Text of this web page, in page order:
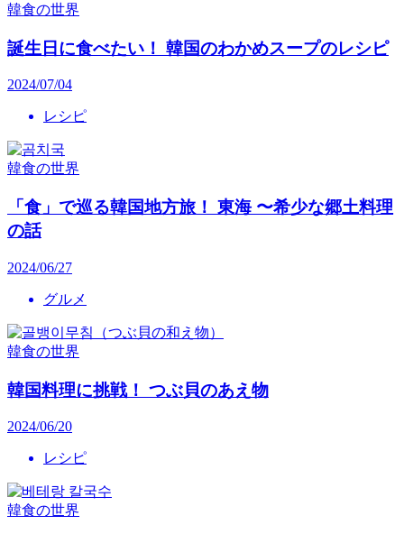
韓食の世界
誕生日に食べたい！ 韓国のわかめスープのレシピ
2024/07/04
レシピ
韓食の世界
「食」で巡る韓国地方旅！ 東海 〜希少な郷土料理
の話
2024/06/27
グルメ
韓食の世界
韓国料理に挑戦！ つぶ貝のあえ物
2024/06/20
レシピ
韓食の世界